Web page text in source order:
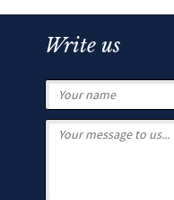
Write us